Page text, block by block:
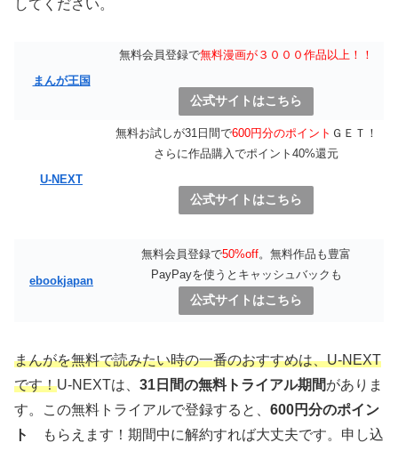
してください。
まんが王国
無料会員登録で無料漫画が３０００作品以上！！
公式サイトはこちら
U-NEXT
無料お試しが31日間で600円分のポイント ＧＥＴ！
さらに作品購入でポイント40%還元
公式サイトはこちら
ebookjapan
無料会員登録で50%off。無料作品も豊富
PayPayを使うとキャッシュバックも
公式サイトはこちら
まんがを無料で読みたい時の一番のおすすめは、U-NEXT
です！U-NEXTは、 31日間の無料トライアル期間がありま
す。この無料トライアルで登録すると、 600円分のポイン
ト
もらえます！期間中に解約すれば大丈夫です。申し込